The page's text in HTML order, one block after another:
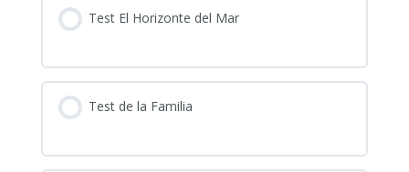
Test El Horizonte del Mar
Test de la Familia